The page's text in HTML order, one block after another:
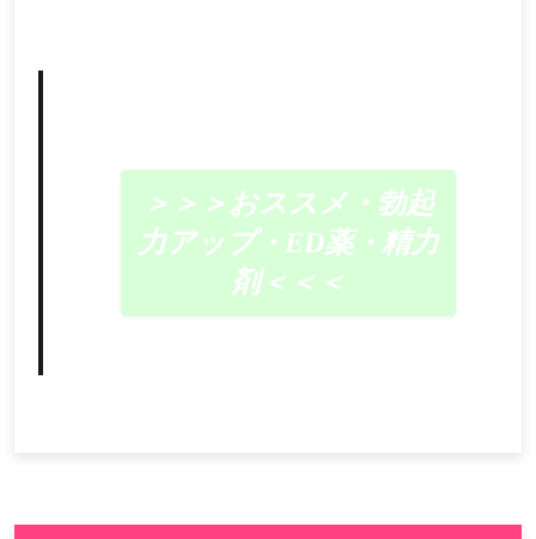
＞＞＞おススメ・勃起
力アップ・ED薬・精力
剤＜＜＜